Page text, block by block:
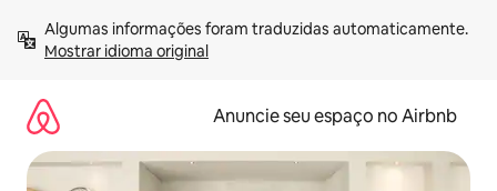
para
Mostrar idioma original
Anuncie seu espaço no Airbnb